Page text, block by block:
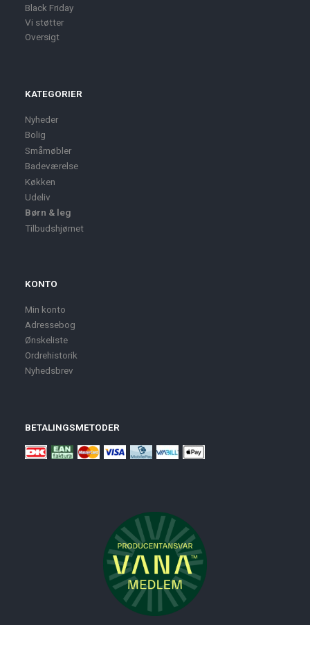
Black Friday
Vi støtter
Oversigt
KATEGORIER
Nyheder
Bolig
Småmøbler
Badeværelse
Køkken
Udeliv
Børn & leg
Tilbudshjørnet
KONTO
Min konto
Adressebog
Ønskeliste
Ordrehistorik
Nyhedsbrev
BETALINGSMETODER